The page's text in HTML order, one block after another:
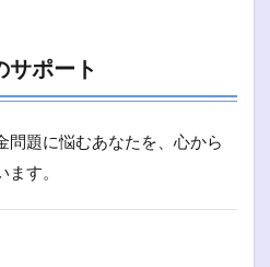
サポート
問題に悩むあなたを、心から
す。